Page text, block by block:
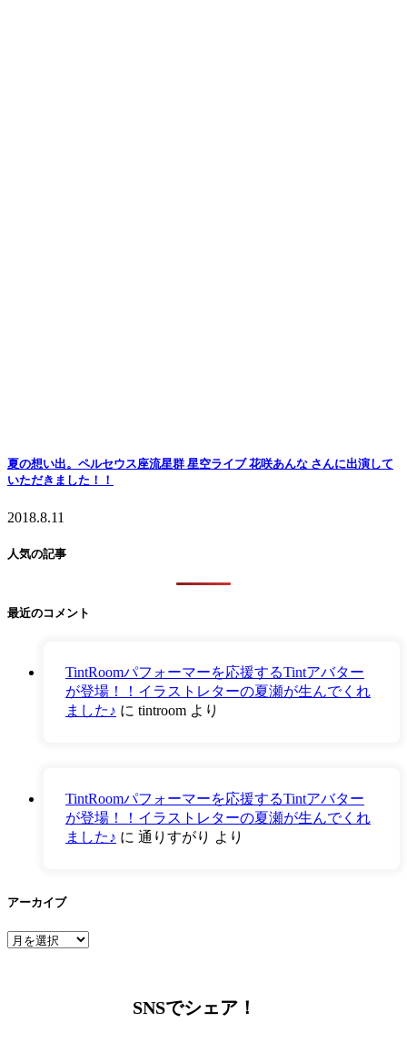
夏の想い出。ペルセウス座流星群 星空ライブ 花咲あんな さんに出演して
いただきました！！
2018.8.11
人気の記事
最近のコメント
TintRoomパフォーマーを応援するTintアバター
が登場！！イラストレターの夏瀬が生んでくれ
ました♪ に tintroom より
TintRoomパフォーマーを応援するTintアバター
が登場！！イラストレターの夏瀬が生んでくれ
ました♪ に 通りすがり より
アーカイブ
ア
SNSでシェア！